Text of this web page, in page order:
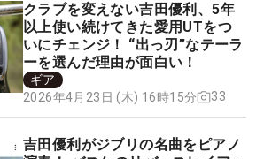
クラブを変えない吉田優利、5年
以上使い続けてきた愛用UTをつ
いにチェンジ！ “出っ刃”なテーラ
ーを選んだ理由が面白い！
ギア
2026年4月23日 (木) 16時15分
33
吉田優利がジブリの名曲をピアノ